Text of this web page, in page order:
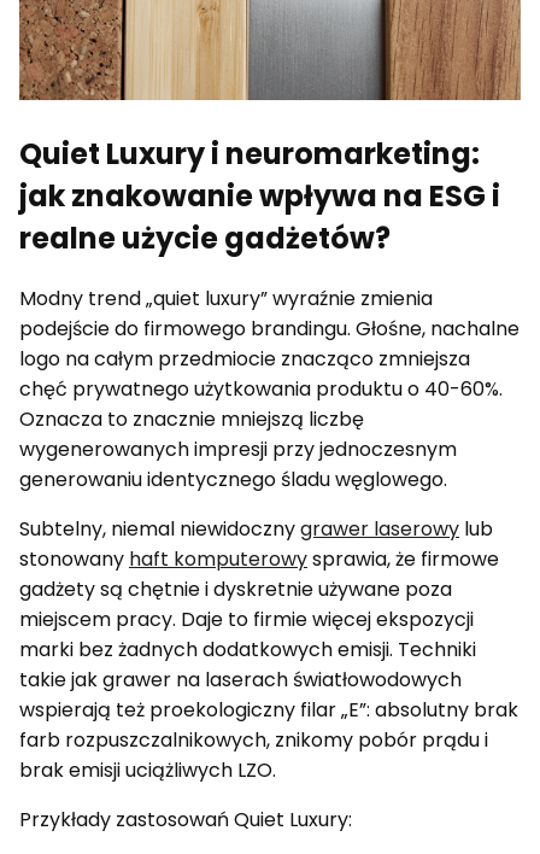
Quiet Luxury i neuromarketing:
jak znakowanie wpływa na ESG i
realne użycie gadżetów?
Modny trend „quiet luxury” wyraźnie zmienia
podejście do firmowego brandingu. Głośne, nachalne
logo na całym przedmiocie znacząco zmniejsza
chęć prywatnego użytkowania produktu o 40-60%.
Oznacza to znacznie mniejszą liczbę
wygenerowanych impresji przy jednoczesnym
generowaniu identycznego śladu węglowego.
Subtelny, niemal niewidocznygrawer laserowy lub
stonowany haft komputerowysprawia, że firmowe
gadżety są chętnie i dyskretnie używane poza
miejscem pracy. Daje to firmie więcej ekspozycji
marki bez żadnych dodatkowych emisji. Techniki
takie jak grawer na laserach światłowodowych
wspierają też proekologiczny filar „E”: absolutny brak
farb rozpuszczalnikowych, znikomy pobór prądu i
brak emisji uciążliwych LZO.
Przykłady zastosowań Quiet Luxury: